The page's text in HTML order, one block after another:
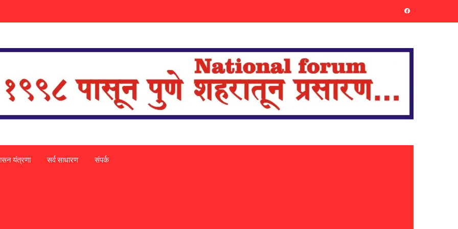
यंत्रणा सर्व साधारण संपर्क